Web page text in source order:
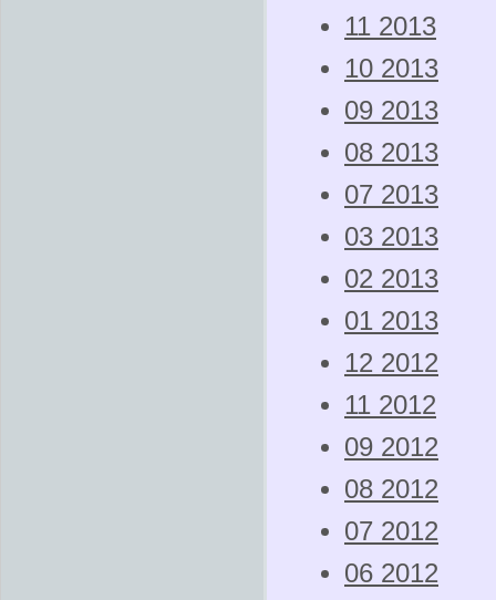
11 2013
10 2013
09 2013
08 2013
07 2013
03 2013
02 2013
01 2013
12 2012
11 2012
09 2012
08 2012
07 2012
06 2012